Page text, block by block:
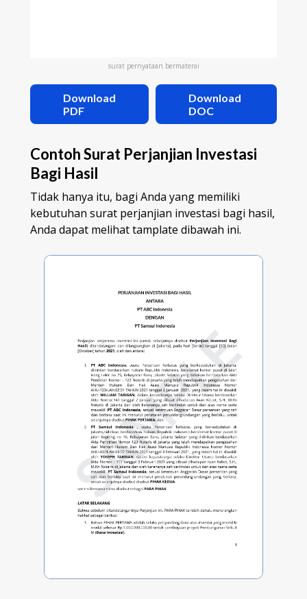
surat pernyataan bermaterai
Download
PDF
Download
DOC
Contoh Surat Perjanjian Investasi
Bagi Hasil
Tidak hanya itu, bagi Anda yang memiliki
kebutuhan surat perjanjian investasi bagi hasil,
Anda dapat melihat tamplate dibawah ini.